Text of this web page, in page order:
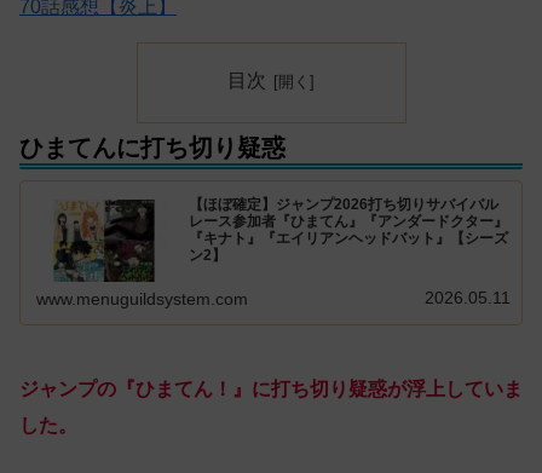
70話感想【炎上】
目次
ひまてんに打ち切り疑惑
【ほぼ確定】ジャンプ2026打ち切りサバイバル
レース参加者『ひまてん』『アンダードクター』
『キナト』『エイリアンヘッドバット』【シーズ
ン2】
www.menuguildsystem.com 2026.05.11
ジャンプの『ひまてん！』に打ち切り疑惑が浮上していま
した。